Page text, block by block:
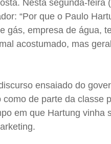
Nesta segunda-
“Por que o Paulo
gás, empresa de água,
acostumado, mas
ensaiado do
como de parte da classe
em que Hartung vinha